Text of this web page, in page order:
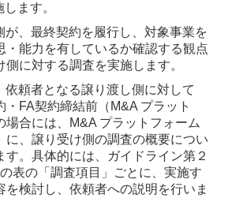
ます。
が、最終契約を履行し、対象事業を
・能力を有しているか確認する観点
側に対する調査を実施します。
依頼者となる譲り渡し側に対して
・ FA契約締結前（ M&A プラット
合には、 M&A プラットフォーム
に、譲り受け側の調査の概要につい
す。具体的には、ガイドライン第２
表の「調査項目」ごとに、実施す
を検討し、依頼者への説明を行いま